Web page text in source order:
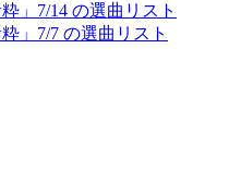
」7/14 の選曲リスト
」7/7 の選曲リスト